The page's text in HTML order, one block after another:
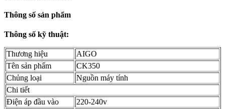
Thông số sản phẩm
Thông số kỹ thuật:
Thương hiệu
AIGO
Tên sản phẩm
CK350
Chủng loại
Nguồn máy tính
Chi tiết
Điện áp đầu vào
220-240v